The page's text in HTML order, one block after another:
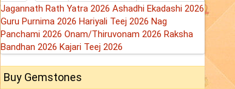
Jagannath Rath Yatra 2026 Ashadhi Ekadashi 2026
Guru Purnima 2026 Hariyali Teej 2026 Nag
Panchami 2026 Onam/Thiruvonam 2026 Raksha
Bandhan 2026 Kajari Teej 2026
Buy Gemstones